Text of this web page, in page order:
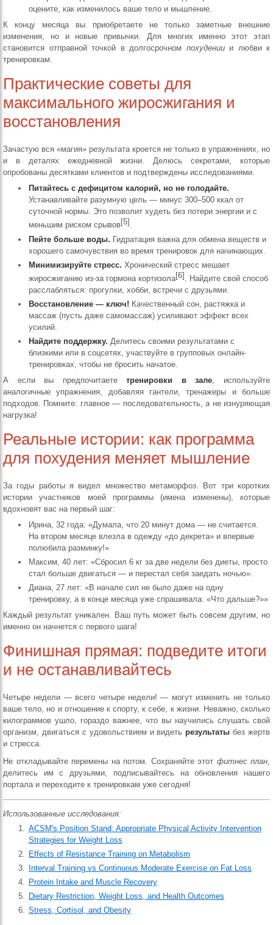
оцените, как изменилось ваше тело и мышление.
К концу месяца вы приобретаете не только заметные внешние
изменения, но и новые привычки. Для многих именно этот этап
становится отправной точкой в долгосрочном похудениии любви к
тренировкам.
Практические советы для
максимального жиросжигания и
восстановления
Зачастую вся «магия» результата кроется не только в упражнениях, но
и в деталях ежедневной жизни. Делюсь секретами, которые
опробованы десятками клиентов и подтверждены исследованиями.
Питайтесь с дефицитом калорий, но не голодайте.
Устанавливайте разумную цель — минус 300–500 ккал от
суточной нормы. Это позволит худеть без потери энергии и с
меньшим риском срывов[5] .
Пейте больше воды. Гидратация важна для обмена веществ и
хорошего самочувствия во время тренировок для начинающих.
Минимизируйте стресс. Хронический стресс мешает
жиросжиганию из-за гормона кортизола[6] . Найдите свой способ
расслабляться: прогулки, хобби, встречи с друзьями.
Восстановление — ключ! Качественный сон, растяжка и
массаж (пусть даже самомассаж) усиливают эффект всех
усилий.
Найдите поддержку. Делитесь своими результатами с
близкими или в соцсетях, участвуйте в групповых онлайн-
тренировках, чтобы не бросить начатое.
А если вы предпочитаететренировки в зале , используйте
аналогичные упражнения, добавляя гантели, тренажеры и больше
подходов. Помните: главное — последовательность, а не изнуряющая
нагрузка!
Реальные истории: как программа
для похудения меняет мышление
За годы работы я видел множество метаморфоз. Вот три коротких
истории участников моей программы (имена изменены), которые
вдохновят вас на первый шаг:
Ирина, 32 года: «Думала, что 20 минут дома — не считается.
На втором месяце влезла в одежду «до декрета» и впервые
полюбила разминку!»
Максим, 40 лет: «Сбросил 6 кг за две недели без диеты, просто
стал больше двигаться — и перестал себя заедать ночью».
Диана, 27 лет: «В начале сил не было даже на одну
тренировку, а в конце месяца уже спрашивала: «Что дальше?»»
Каждый результат уникален. Ваш путь может быть совсем другим, но
именно он начнется с первого шага!
Финишная прямая: подведите итоги
и не останавливайтесь
Четыре недели — всего четыре недели! — могут изменить не только
ваше тело, но и отношение к спорту, к себе, к жизни. Неважно, сколько
килограммов ушло, гораздо важнее, что вы научились слушать свой
организм, двигаться с удовольствием и видетьрезультаты без жертв
и стресса.
Не откладывайте перемены на потом. Сохраняйте этот фитнес план
делитесь им с друзьями, подписывайтесь на обновления нашего
портала и переходите к тренировкам уже сегодня!
Использованные исследования:
ACSM's Position Stand: Appropriate Physical Activity Intervention
Strategies for Weight Loss
Effects of Resistance Training on Metabolism
Interval Training vs Continuous Moderate Exercise on Fat Loss
Protein Intake and Muscle Recovery
Dietary Restriction, Weight Loss, and Health Outcomes
Stress, Cortisol, and Obesity